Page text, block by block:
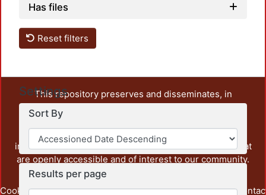
Has files
Reset filters
Settings
Sort By
Results per page
This repository preserves and disseminates, in
unrestricted open access, the teaching and research
output of UAM Azcapotzalco. It also includes some
administrative and graphic documents from the
institution, as well as content from other institutions that
are openly accessible and of interest to our community.
Cookie Privacy End User Send